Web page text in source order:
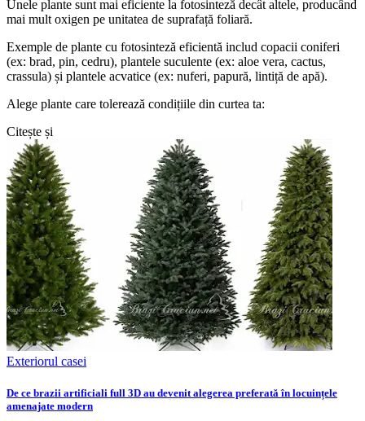
Unele plante sunt mai eficiente la fotosinteză decât altele, producând
mai mult oxigen pe unitatea de suprafață foliară.
Exemple de plante cu fotosinteză eficientă includ copacii coniferi
(ex: brad, pin, cedru), plantele suculente (ex: aloe vera, cactus,
crassula) și plantele acvatice (ex: nuferi, papură, lintiță de apă).
Alege plante care tolerează condițiile din curtea ta:
Citește și
Exteriorul casei
De ce brazii artificiali full 3D au devenit alegerea preferată în locuințele
amenajate modern